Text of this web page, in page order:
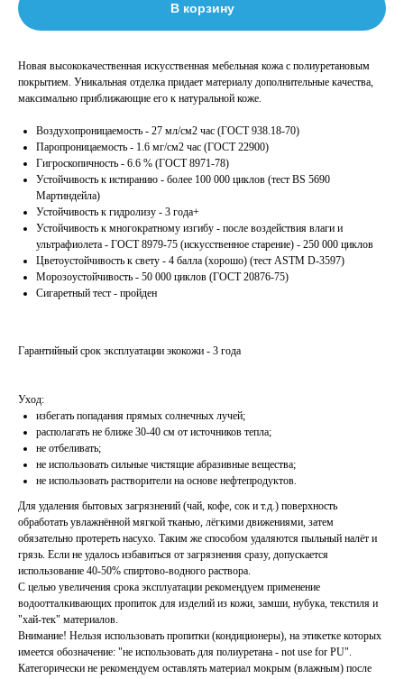
В корзину
Новая высококачественная искусственная мебельная кожа с полиуретановым
покрытием. Уникальная отделка придает материалу дополнительные качества,
максимально приближающие его к натуральной коже.
Воздухопроницаемость - 27 мл/см2 час (ГОСТ 938.18-70)
Паропроницаемость - 1.6 мг/см2 час (ГОСТ 22900)
Гигроскопичность - 6.6 % (ГОСТ 8971-78)
Устойчивость к истиранию - более 100 000 циклов (тест BS 5690
Мартиндейла)
Устойчивость к гидролизу - 3 года+
Устойчивость к многократному изгибу - после воздействия влаги и
ультрафиолета - ГОСТ 8979-75 (искусственное старение) - 250 000 циклов
Цветоустойчивость к свету - 4 балла (хорошо) (тест ASTM D-3597)
Морозоустойчивость - 50 000 циклов (ГОСТ 20876-75)
Сигаретный тест - пройден
Гарантийный срок эксплуатации экокожи - 3 года
Уход:
избегать попадания прямых солнечных лучей;
располагать не ближе 30-40 см от источников тепла;
не отбеливать;
не использовать сильные чистящие абразивные вещества;
не использовать растворители на основе нефтепродуктов.
Для удаления бытовых загрязнений (чай, кофе, сок и т.д.) поверхность
обработать увлажнённой мягкой тканью, лёгкими движениями, затем
обязательно протереть насухо. Таким же способом удаляются пыльный налёт и
грязь. Если не удалось избавиться от загрязнения сразу, допускается
использование 40-50% спиртово-водного раствора.
С целью увеличения срока эксплуатации рекомендуем применение
водоотталкивающих пропиток для изделий из кожи, замши, нубука, текстиля и
"хай-тек" материалов.
Внимание! Нельзя использовать пропитки (кондиционеры), на этикетке которых
имеется обозначение: "не использовать для полиуретана - not use for PU".
Категорически не рекомендуем оставлять материал мокрым (влажным) после